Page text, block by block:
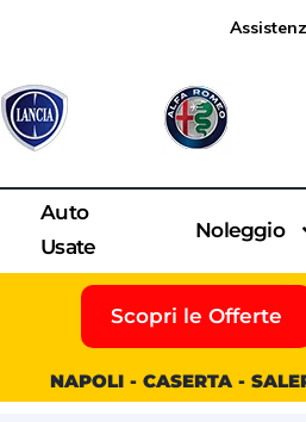
Auto
Usate
Noleggio
Scopri le Offerte
NAPOLI - CASERTA -